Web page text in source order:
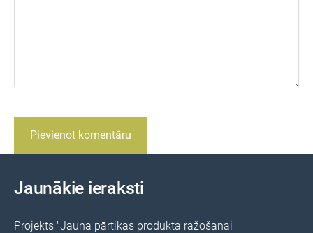
Jaunākie ieraksti
Projekts "Jauna pārtikas produkta ražošanai